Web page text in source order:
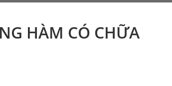
HÀM CÓ CHỮA